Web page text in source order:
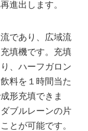
進出します。
であり、広域流
填機です。充填
、ハーフガロン
料を１時間当た
形充填できま
ブルレーンの片
とが可能です。